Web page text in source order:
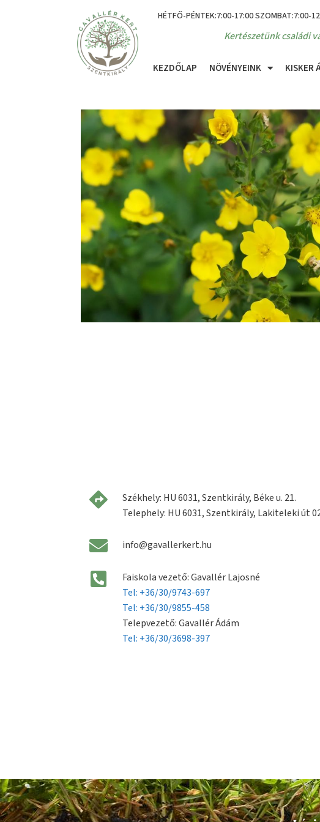
HÉTFŐ-PÉNTEK:7:00-17:00 SZOMBAT:7:00-
Kertészetünk családi
KEZDŐLAP NÖVÉNYEINK KISKER
Székhely: HU 6031, Szentkirály, Béke u. 21.
Telephely: HU 6031, Szentkirály, Lakiteleki út
info@gavallerkert.hu
Faiskola vezető: Gavallér Lajosné
Tel: +36/30/9743-697
Tel: +36/30/9855-458
Telepvezető: Gavallér Ádám
Tel: +36/30/3698-397